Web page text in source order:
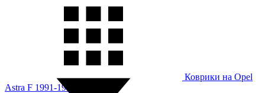
Коврики на Opel
Astra F 1991-1998